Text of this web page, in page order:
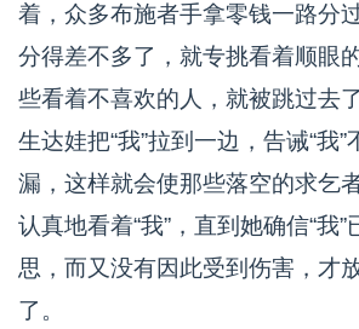
着，众多布施者手拿零钱一路分
分得差不多了，就专挑看着顺眼
些看着不喜欢的人，就被跳过去
生达娃把“我”拉到一边，告诫“我
漏，这样就会使那些落空的求乞
认真地看着“我”，直到她确信“我
思，而又没有因此受到伤害，才
了。